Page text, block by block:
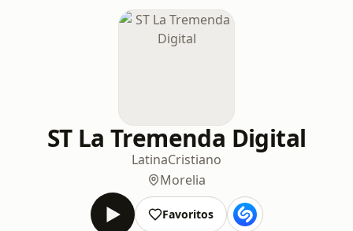
ST La Tremenda Digital
LatinaCristiano
Morelia
Favoritos